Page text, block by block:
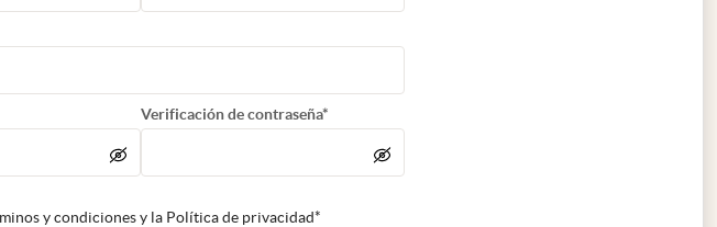
Verificación de contraseña*
y condiciones y la Política de privacidad*